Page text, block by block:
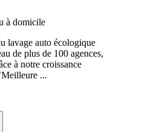
à domicile
lavage auto écologique
de plus de 100 agences,
à notre croissance
...